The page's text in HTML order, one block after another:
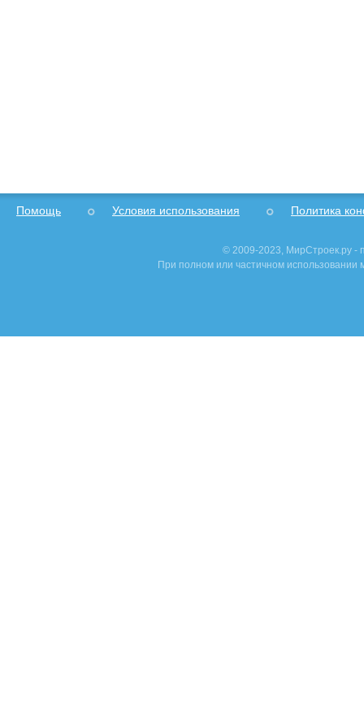
Помощь Условия использования Политика
© 2009-2023, МирСтроек.ру -
При полном или частичном использовании